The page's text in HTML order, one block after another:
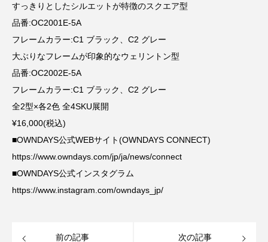
すっきりとしたシルエットが特徴のスクエア型
品番:OC2001E-5A
フレームカラー:C1 ブラック、C2 グレー
大ぶりなフレームが印象的なウェリントン型
品番:OC2002E-5A
フレームカラー:C1 ブラック、C2 グレー
全2型×各2色 全4SKU展開
¥16,000(税込)
■OWNDAYS公式WEBサイト(OWNDAYS CONNECT)
https://www.owndays.com/jp/ja/news/connect
■OWNDAYS公式インスタグラム
https://www.instagram.com/owndays_jp/
前の記事 次の記事